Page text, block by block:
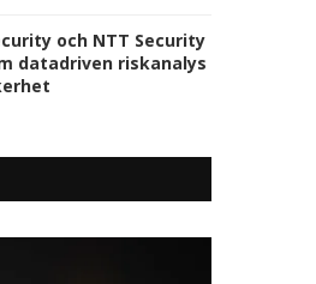
och NTT Security
datadriven riskanalys